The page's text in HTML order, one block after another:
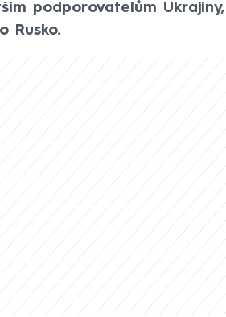
podporovatelům Ukrajiny,
Rusko.